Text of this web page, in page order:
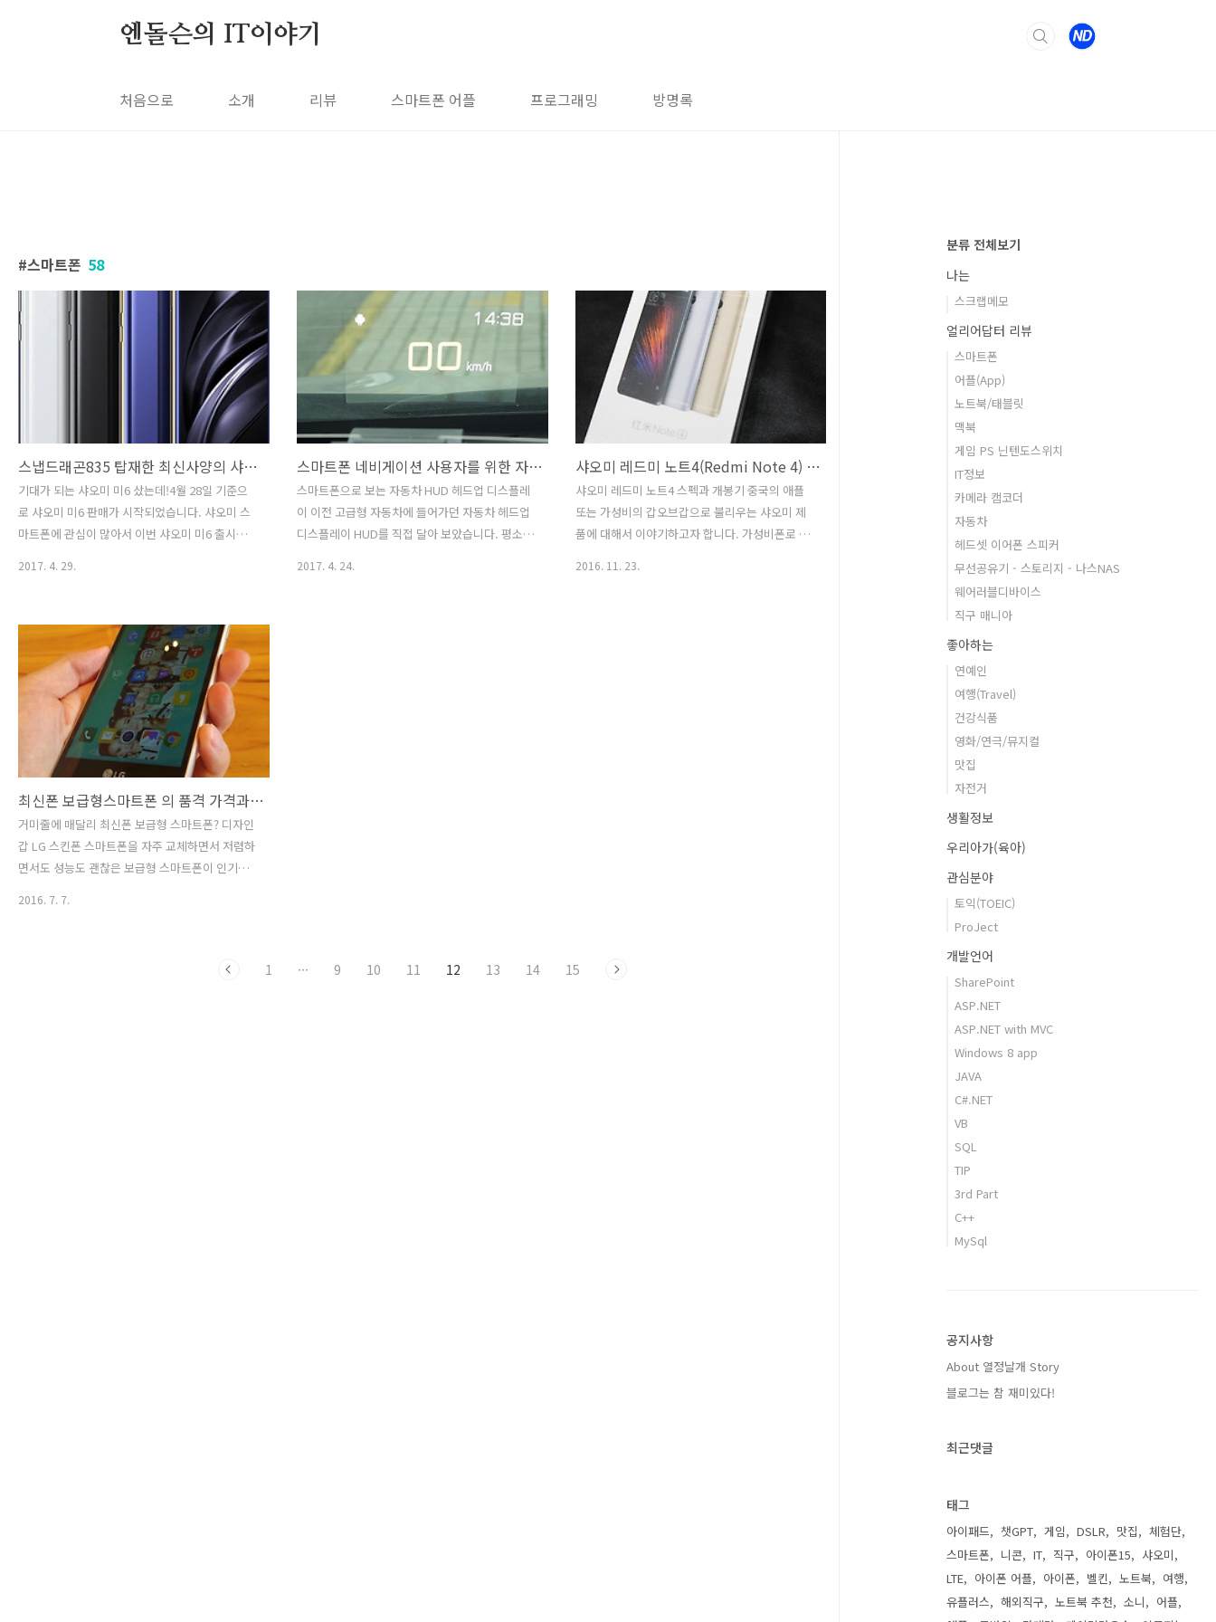
엔돌슨의 IT이야기
처음으로 소개 리뷰 스마트폰 어플 프로그래밍 방명록
스마트폰 58
스냅드래곤835 탑재한 최신사양의 샤오미 미6 사용 후기 기대하며 바로 질렀습니다.
기대가 되는 샤오미 미6 샀는데!4월 28일 기준으
로 샤오미 미6 판매가 시작되었습니다. 샤오미 스
마트폰에 관심이 많아서 이번 샤오미 미6 출시를
로 쿠폰가로 구매해보니, 50만원에 구매가 되었습
니다. 대략 43만원 가량 차이를 보여주었습니다.
하지만 샤오미 미6 스펙은 스냅드래곤 835, 램
6GB 를 탑재하고 있어 현존하는 최고 사양의 스마
트폰 스펙이라는 걸 알 수 있었습니다. 스펙상은
그렇지만 실사용은 조금 더 해봐야 알겠지만, 샤오
미 미6 구매 했으니 배송 받고 판단해보려고 합니
다. 샤오미 미6의 색상은 화이트, 블랙, 블루, 한정
판 세라믹으로 구성되어..
2017. 4. 29.
스마트폰 네비게이션 사용자를 위한 자동차 HUD, 키빅 SM HUD 헤드업 디스플레이
스마트폰으로 보는 자동차 HUD 헤드업 디스플레
이 이전 고급형 자동차에 들어가던 자동차 헤드업
디스플레이 HUD를 직접 달아 보았습니다. 평소
2017. 4. 24.
샤오미 레드미 노트4(Redmi Note 4) 직구로 알아본 홍미노트4 개봉기, 스펙
샤오미 레드미 노트4 스펙과 개봉기 중국의 애플
또는 가성비의 갑오브갑으로 불리우는 샤오미 제
품에 대해서 이야기하고자 합니다. 가성비폰로 불
2016. 11. 23.
최신폰 보급형스마트폰 의 품격 가격과 디자인을 고려한 LG 스킨폰
거미줄에 매달리 최신폰 보급형 스마트폰? 디자인
갑 LG 스킨폰 스마트폰을 자주 교체하면서 저렴하
면서도 성능도 괜찮은 보급형 스마트폰이 인기입
출시되었죠. 거기에 X스킨폰 가격은 23만원 1천원
2016. 7. 7.
1 ··· 9 10 11 12 13 14 15
분류 전체보기
나는
스크랩메모
얼리어답터 리뷰
스마트폰
어플(App)
노트북/태블릿
맥북
게임 PS 닌텐도스위치
IT정보
카메라 캠코더
자동차
헤드셋 이어폰 스피커
무선공유기 - 스토리지 - 나스NAS
웨어러블디바이스
직구 매니아
좋아하는
연예인
여행(Travel)
건강식품
영화/연극/뮤지컬
맛집
자전거
생활정보
우리아가(육아)
관심분야
토익(TOEIC)
ProJect
개발언어
SharePoint
ASP.NET
ASP.NET with MVC
Windows 8 app
JAVA
C#.NET
VB
SQL
TIP
3rd Part
C++
MySql
공지사항
About 열정날개 Story
블로그는 참 재미있다!
최근댓글
태그
아이패드 챗GPT 게임 DSLR 맛집
체험단
스마트폰
니콘 IT 직구 아이폰15
샤오미
LTE
아이폰 어플 아이폰 벨킨 노트북
여행
유플러스
해외직구 노트북 추천 소니
어플